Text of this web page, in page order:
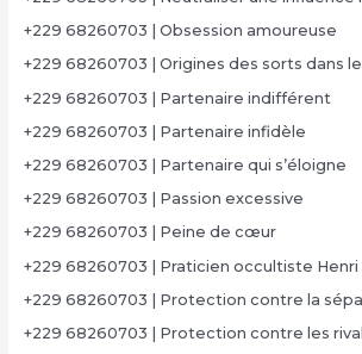
+229 68260703 | Obsession amoureuse
+229 68260703 | Origines des sorts dans
+229 68260703 | Partenaire indifférent
+229 68260703 | Partenaire infidèle
+229 68260703 | Partenaire qui s’éloigne
+229 68260703 | Passion excessive
+229 68260703 | Peine de cœur
+229 68260703 | Praticien occultiste Henri
+229 68260703 | Protection contre la
+229 68260703 | Protection contre les